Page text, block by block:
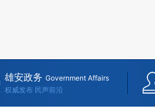
雄安政务 Government Affairs
权威发布 民声前沿